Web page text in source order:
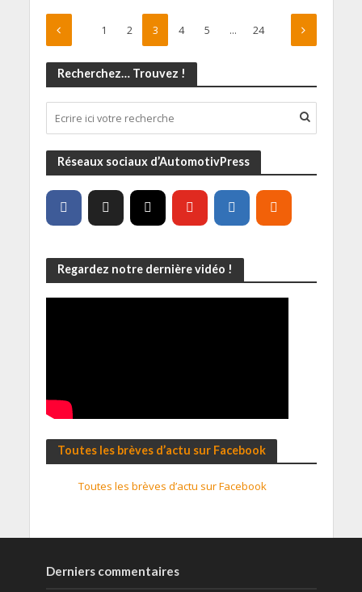
1 2 3 4 5 … 24
Recherchez… Trouvez !
Réseaux sociaux d’AutomotivPress
Regardez notre dernière vidéo !
Toutes les brèves d’actu sur Facebook
Toutes les brèves d’actu sur Facebook
Derniers commentaires